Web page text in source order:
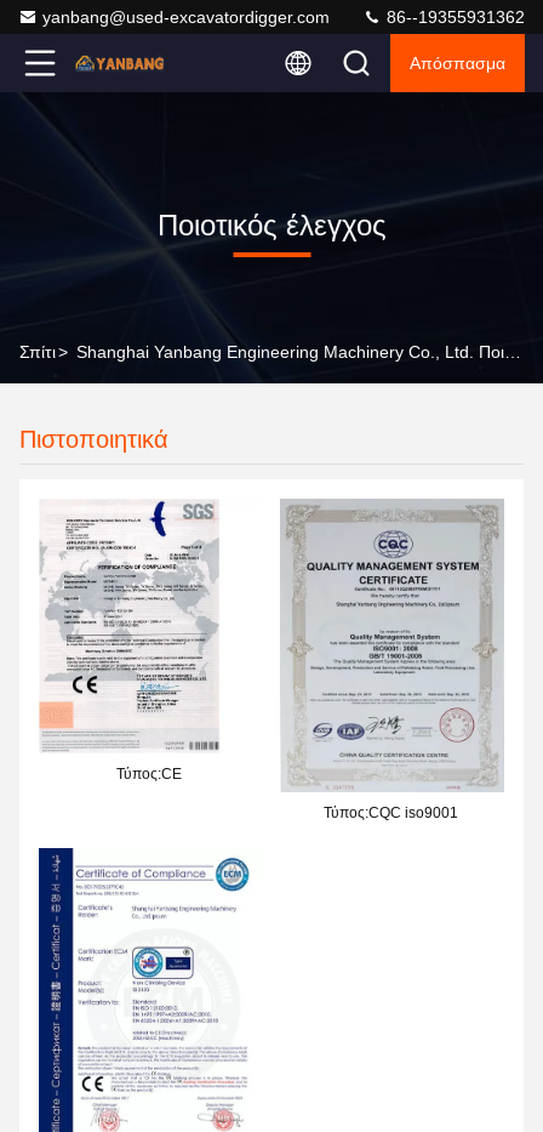
yanbang@used-excavatordigger.com 86--19355931362
Απόσπασμα
Ποιοτικός έλεγχος
Σπίτι>
Πιστοποιητικά
Τύπος:CE
Τύπος:CQC iso9001